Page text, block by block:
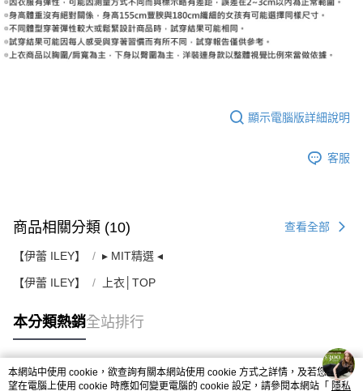
顯示電腦版詳細說明
客服
商品相關分類 (10) 查看全部
【伊蕾 ILEY】 ▸ MIT精選 ◂
【伊蕾 ILEY】 上衣│TOP
本分類熱銷全站排行
熱門標籤
本網站中使用 cookie，欲查詢有關本網站使用 cookie 方式之詳情，及若您不希
望在電腦上使用 cookie 時應如何變更電腦的 cookie 設定，請參閱本網站「 隱私